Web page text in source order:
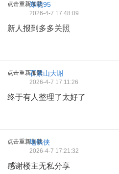
点击重新加载
郑晓95
2026-4-7 17:48:09
新人报到多多关照
点击重新加载石景山大谢
2026-4-7 17:11:26
终于有人整理了太好了
点击重新加载
地铁侠
2026-4-7 17:21:32
感谢楼主无私分享